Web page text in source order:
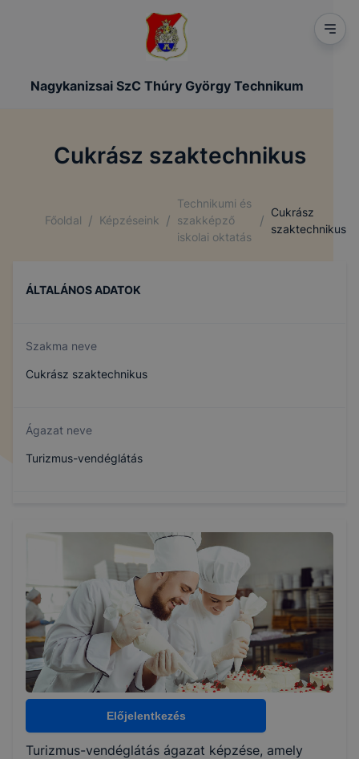
Nagykanizsai SzC Thúry György Technikum
Cukrász szaktechnikus
Főoldal / Képzéseink /
Technikumi és
szakképző
iskolai oktatás
/
Cukrász
szaktechnikus
ÁLTALÁNOS ADATOK
Szakma neve
Cukrász szaktechnikus
Ágazat neve
Turizmus-vendéglátás
Képzés időtartama
5 év
Választható szakmairányok:
Nem válaszható
Előjelentkezés
Turizmus-vendéglátás ágazat képzése, amely